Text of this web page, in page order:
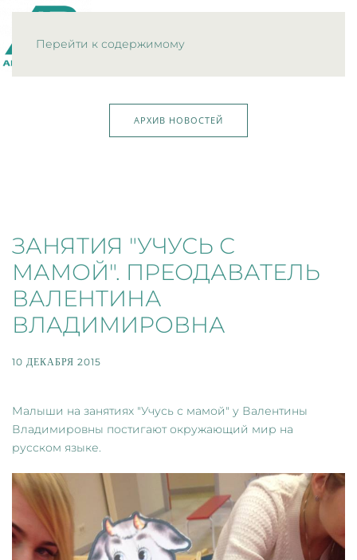
Перейти к содержимому
АРХИВ НОВОСТЕЙ
ЗАНЯТИЯ "УЧУСЬ С
МАМОЙ". ПРЕОДАВАТЕЛЬ
ВАЛЕНТИНА
ВЛАДИМИРОВНА
10 ДЕКАБРЯ 2015
Малыши на занятиях "Учусь с мамой" у Валентины
Владимировны постигают окружающий мир на
русском языке.